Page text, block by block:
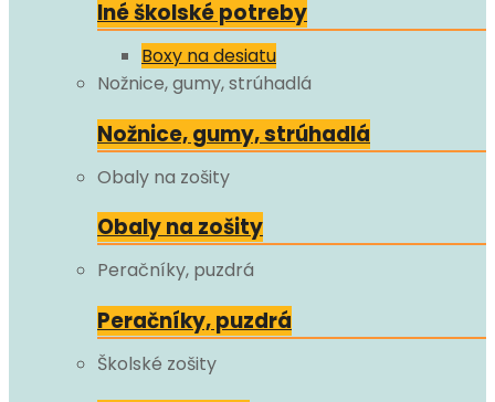
Iné školské potreby
Boxy na desiatu
Nožnice, gumy, strúhadlá
Nožnice, gumy, strúhadlá
Obaly na zošity
Obaly na zošity
Peračníky, puzdrá
Peračníky, puzdrá
Školské zošity